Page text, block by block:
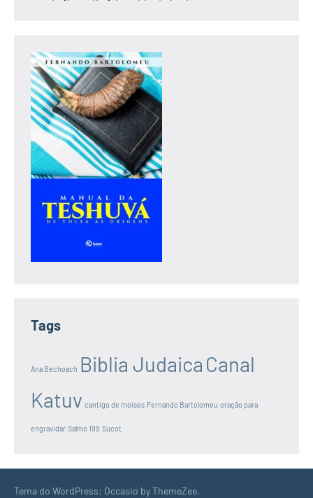
Tags
Ana Bechoach Biblia Judaica Canal
Katuv cantigo de moises Fernando Bartolomeu oração para
engravidar Salmo 199 Sucot
Tema do WordPress: Occasio by ThemeZee.